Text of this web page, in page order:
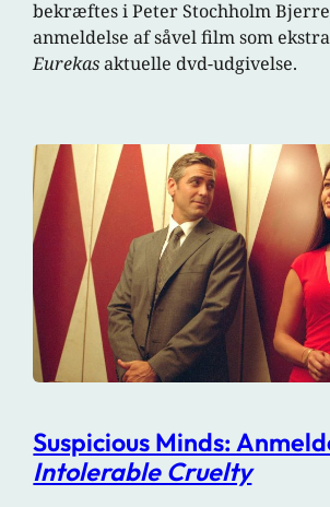
bekræftes i Peter Stochholm
anmeldelse af såvel film som
Eurekasaktuelle dvd-udgivelse.
Suspicious Minds:
Intolerable Cruelty